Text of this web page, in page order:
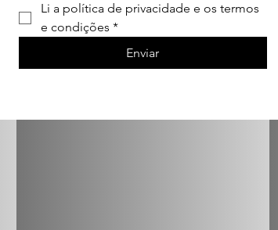
Li a política de privacidade e os termos
e condições *
Enviar